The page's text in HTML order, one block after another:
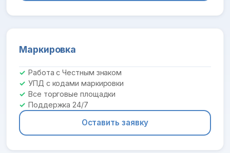
Маркировка
Работа с Честным знаком
УПД с кодами маркировки
Все торговые площадки
Поддержка 24/7
Оставить заявку